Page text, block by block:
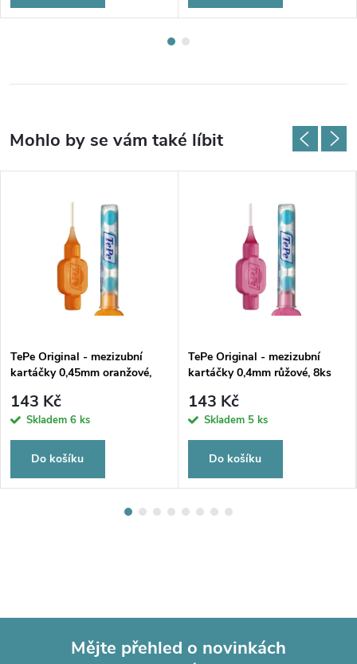
TePe Original - mezizubní
kartáčky 0,45mm oranžové,
143 Kč
Skladem 6 ks
Do košíku
TePe Original - mezizubní
kartáčky 0,4mm růžové, 8ks
143 Kč
Skladem 5 ks
Do košíku
Mějte přehled o novinkách